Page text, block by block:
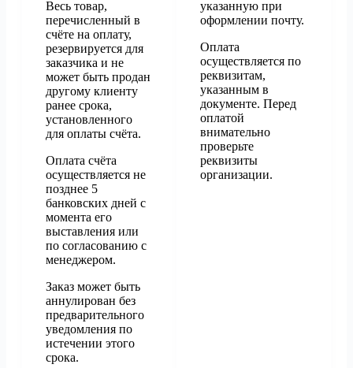
Весь товар,
перечисленный в
счёте на оплату,
резервируется для
заказчика и не
может быть продан
другому клиенту
ранее срока,
установленного
для оплаты счёта.
Оплата счёта
осуществляется не
позднее 5
банковских дней с
момента его
выставления или
по согласованию с
менеджером.
Заказ может быть
аннулирован без
предварительного
уведомления по
истечении этого
срока.
указанную при
оформлении почту.
Оплата
осуществляется по
реквизитам,
указанным в
документе. Перед
оплатой
внимательно
проверьте
реквизиты
организации.